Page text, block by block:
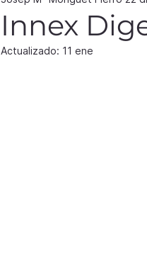
Innex
Actualizado: 11 ene